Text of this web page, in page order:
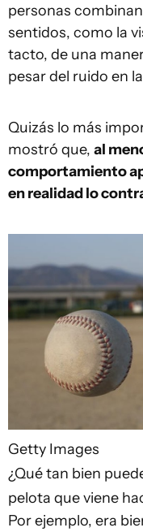
personas
sentidos, como la
tacto, de una
pesar del ruido en
Quizás lo más
mostró que, al
comportamiento
en realidad lo
Getty Images
¿Qué tan bien
pelota que viene
Por ejemplo, era